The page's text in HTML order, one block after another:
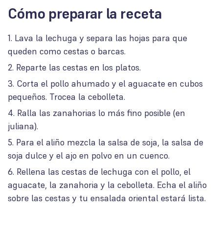
Cómo preparar la receta
Lava la lechuga y separa las hojas para que
queden como cestas o barcas.
Reparte las cestas en los platos.
Corta el pollo ahumado y el aguacate en cubos
pequeños. Trocea la cebolleta.
Ralla las zanahorias lo más fino posible (en
juliana).
Para el aliño mezcla la salsa de soja, la salsa de
soja dulce y el ajo en polvo en un cuenco.
Rellena las cestas de lechuga con el pollo, el
aguacate, la zanahoria y la cebolleta. Echa el aliño
sobre las cestas y tu ensalada oriental estará lista.